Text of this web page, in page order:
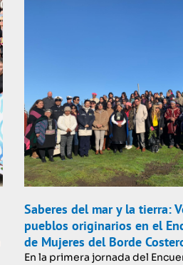
Saberes del mar y la tierra:
pueblos originarios en el
de Mujeres del Borde
En la primera jornada del